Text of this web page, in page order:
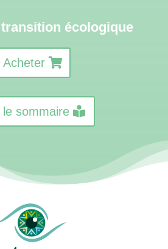
écologique
Acheter
le sommaire